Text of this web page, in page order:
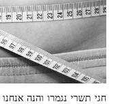
חגי תשרי נגמרו והנה